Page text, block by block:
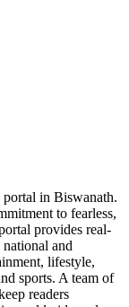
in Biswanath.
to fearless,
provides real-
and
lifestyle,
sports. A team of
readers